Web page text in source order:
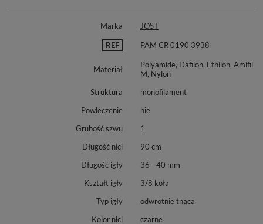
Marka JOST
REF PAM CR 0190 3938
Materiał
Polyamide, Dafilon, Ethilon, Amifil
M, Nylon
Struktura
monofilament
Powleczenie
nie
Grubość szwu
1
Długość nici
90 cm
Długość igły
36 - 40 mm
Kształt igły
3/8 koła
Typ igły
odwrotnie tnąca
Kolor nici
czarne